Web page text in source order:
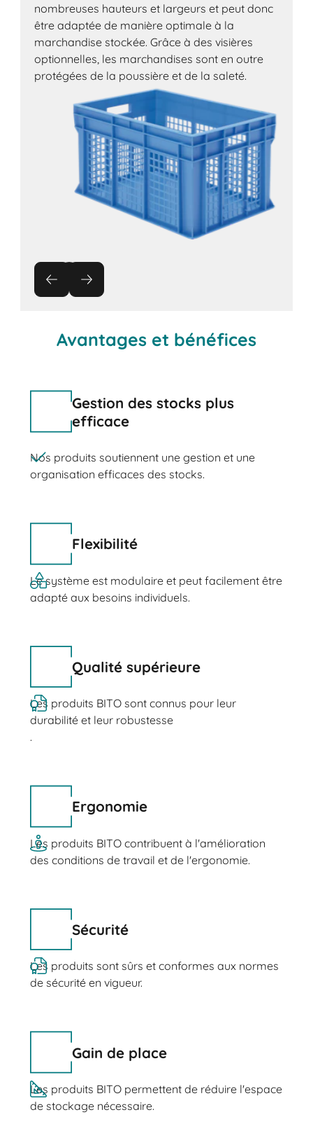
nombreuses hauteurs et largeurs et peut donc
être adaptée de manière optimale à la
marchandise stockée. Grâce à des visières
optionnelles, les marchandises sont en outre
protégées de la poussière et de la saleté.
Avantages et bénéfices
Gestion des stocks plus
efficace
Nos produits soutiennent une gestion et une
organisation efficaces des stocks.
Flexibilité
Le système est modulaire et peut facilement être
adapté aux besoins individuels.
Qualité supérieure
Les produits BITO sont connus pour leur
durabilité et leur robustesse
.
Ergonomie
Les produits BITO contribuent à l'amélioration
des conditions de travail et de l'ergonomie.
Sécurité
Les produits sont sûrs et conformes aux normes
de sécurité en vigueur.
Gain de place
Les produits BITO permettent de réduire l'espace
de stockage nécessaire.